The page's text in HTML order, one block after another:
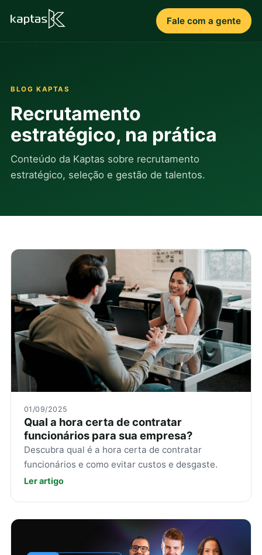
Fale com a gente
BLOG KAPTAS
Recrutamento
estratégico, na prática
Conteúdo da Kaptas sobre recrutamento
estratégico, seleção e gestão de talentos.
01/09/2025
Qual a hora certa de contratar
funcionários para sua empresa?
Descubra qual é a hora certa de contratar
funcionários e como evitar custos e desgaste.
Ler artigo